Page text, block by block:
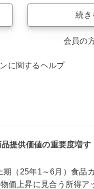
続き
会員の
に関するヘルプ
提供価値の重要度増す
（25年1～6月）食品
価上昇に見合う所得ア